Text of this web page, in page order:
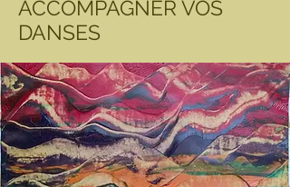
ACCOMPAGNER VOS
DANSES